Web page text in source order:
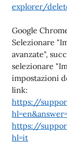
explorer/
Google
Selezionare
avanzate",
selezionare
impostazioni
link:
https://
https://
hl=it